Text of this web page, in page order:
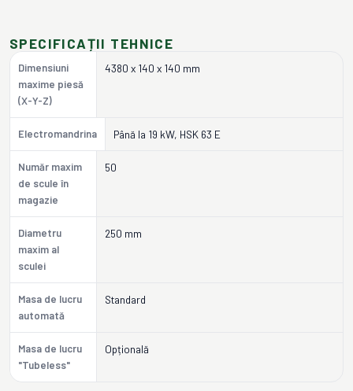
SPECIFICAȚII TEHNICE
Dimensiuni
maxime piesă
(X-Y-Z)
4380 x 140 x 140 mm
Electromandrina Până la 19 kW, HSK 63 E
Număr maxim
de scule în
magazie
50
Diametru
maxim al
sculei
250 mm
Masa de lucru
automată
Standard
Masa de lucru
"Tubeless"
Opțională